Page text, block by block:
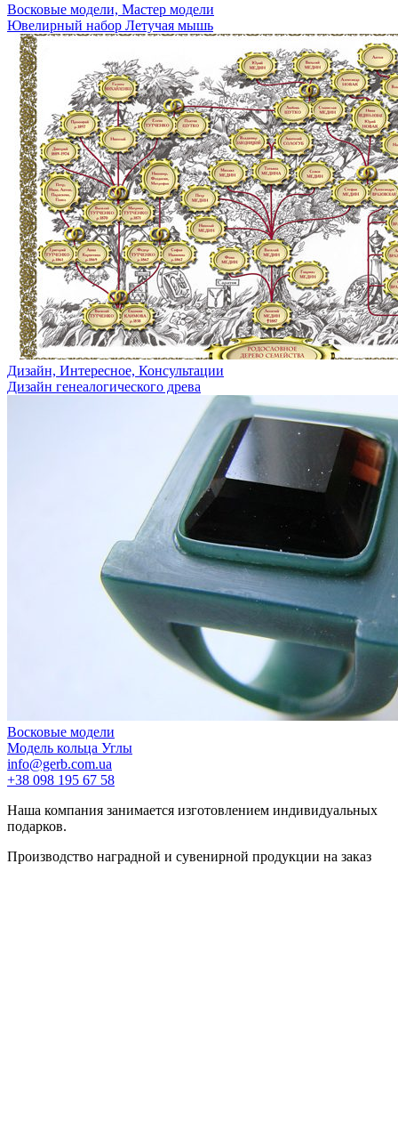
Восковые модели, Мастер модели
Ювелирный набор Летучая мышь
Дизайн, Интересное, Консультации
Дизайн генеалогического древа
Восковые модели
Модель кольца Углы
info@gerb.com.ua
+38 098 195 67 58
Наша компания занимается изготовлением индивидуальных
подарков.
Производство наградной и сувенирной продукции на заказ